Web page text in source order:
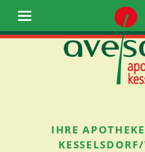
IHRE